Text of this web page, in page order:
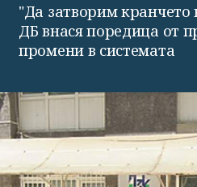
"Да затворим кранчето
ДБ внася поредица от
промени в системата